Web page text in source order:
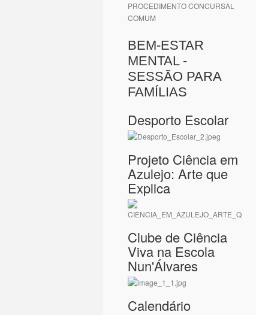
PROCEDIMENTO CONCURSAL
COMUM
BEM-ESTAR
MENTAL -
SESSÃO PARA
FAMÍLIAS
Desporto Escolar
Projeto Ciência em
Azulejo: Arte que
Explica
Clube de Ciência
Viva na Escola
Nun'Álvares
Calendário